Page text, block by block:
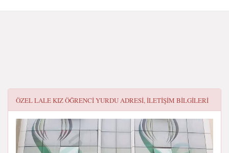
ÖZEL LALE KIZ ÖĞRENCI YURDUADRESI, ILETIŞIM BILGILERI